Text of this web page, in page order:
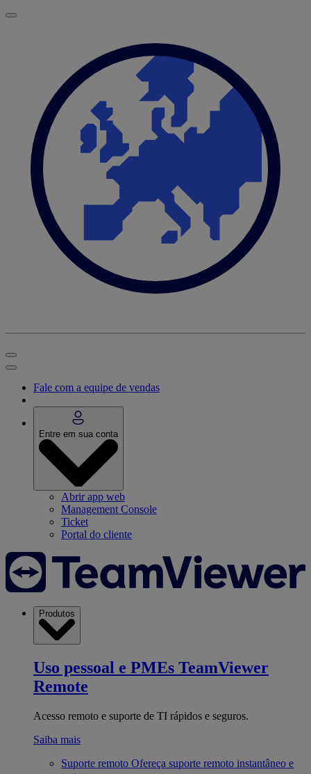
Fale com a equipe de vendas
Entre em sua conta
Abrir app web
Management Console
Ticket
Portal do cliente
Produtos
Uso pessoal e PMEs TeamViewer
Remote
Acesso remoto e suporte de TI rápidos e seguros.
Saiba mais
Suporte remoto Ofereça suporte remoto instantâneo e